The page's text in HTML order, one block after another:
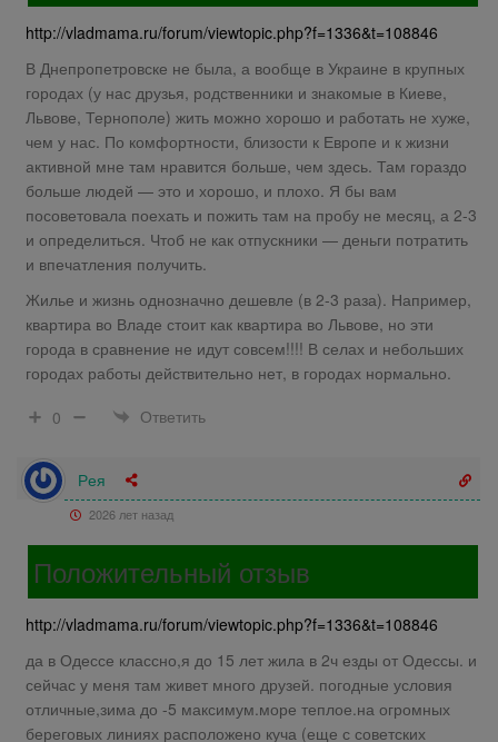
http://vladmama.ru/forum/viewtopic.php?f=1336&t=108846
В Днепропетровске не была, а вообще в Украине в крупных
городах (у нас друзья, родственники и знакомые в Киеве,
Львове, Тернополе) жить можно хорошо и работать не хуже,
чем у нас. По комфортности, близости к Европе и к жизни
активной мне там нравится больше, чем здесь. Там гораздо
больше людей — это и хорошо, и плохо. Я бы вам
посоветовала поехать и пожить там на пробу не месяц, а 2-3
и определиться. Чтоб не как отпускники — деньги потратить
и впечатления получить.
Жилье и жизнь однозначно дешевле (в 2-3 раза). Например,
квартира во Владе стоит как квартира во Львове, но эти
города в сравнение не идут совсем!!!! В селах и небольших
городах работы действительно нет, в городах нормально.
0
Ответить
Рея
2026 лет назад
Положительный отзыв
http://vladmama.ru/forum/viewtopic.php?f=1336&t=108846
да в Одессе классно,я до 15 лет жила в 2ч езды от Одессы. и
сейчас у меня там живет много друзей. погодные условия
отличные,зима до -5 максимум.море теплое.на огромных
береговых линиях расположено куча (еще с советских